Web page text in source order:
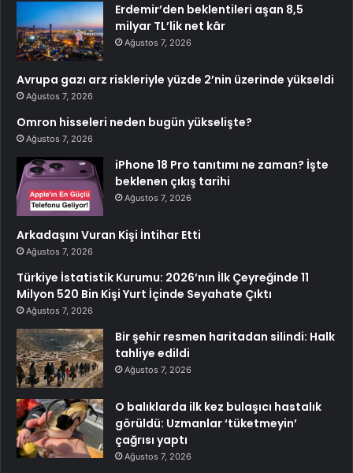
Erdemir’den beklentileri aşan 8,5
milyar TL’lik net kâr
Ağustos 7, 2026
Avrupa gazı arz riskleriyle yüzde 2’nin üzerinde yükseldi
Ağustos 7, 2026
Omron hisseleri neden bugün yükselişte?
Ağustos 7, 2026
iPhone 18 Pro tanıtımı ne zaman? İşte
beklenen çıkış tarihi
Ağustos 7, 2026
Arkadaşını Vuran Kişi İntihar Etti
Ağustos 7, 2026
Türkiye İstatistik Kurumu: 2026’nın İlk Çeyreğinde 11
Milyon 520 Bin Kişi Yurt İçinde Seyahate Çıktı
Ağustos 7, 2026
Bir şehir resmen haritadan silindi: Halk
tahliye edildi
Ağustos 7, 2026
O balıklarda ilk kez bulaşıcı hastalık
görüldü: Uzmanlar ‘tüketmeyin’
çağrısı yaptı
Ağustos 7, 2026